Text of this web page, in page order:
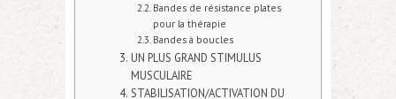
Bandes de résistance plates
pour la thérapie
Bandes à boucles
UN PLUS GRAND STIMULUS
MUSCULAIRE
STABILISATION/ACTIVATION DU